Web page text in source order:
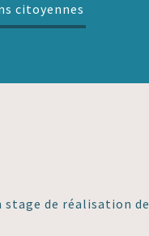
citoyennes
stage de réalisation de